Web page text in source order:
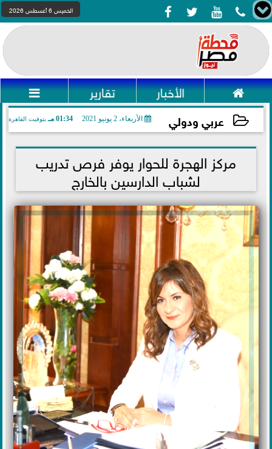
    الخميس 6 أغسطس 2026
 الأخبار تقارير 
عربي ودولي الأربعاء، 2 يونيو 2021 01:34 مـ بتوقيت القاهرة
2021-06-02 13:34:51مركز الهجرة للحوار يوفر فرص تدريب
لشباب الدارسين بالخارج